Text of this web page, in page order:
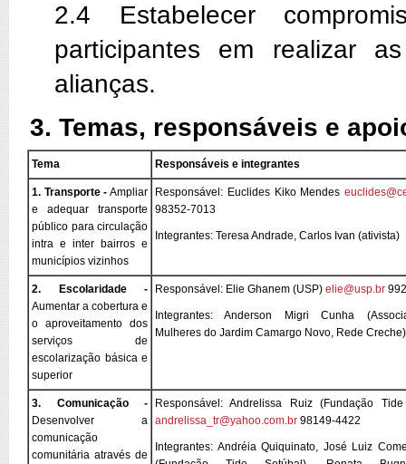
2.4 Estabelecer
participantes em realizar
alianças.
3. Temas, responsáveis e
Tema Responsáveis e integrantes
1. Transporte - Ampliar
e adequar transporte
público para circulação
intra e inter bairros e
municípios vizinhos
Responsável: Euclides Kiko Mendes
98352-7013
Integrantes: Teresa Andrade, Carlos Ivan (ativista)
2. Escolaridade -
Aumentar a cobertura e
o aproveitamento dos
serviços de
escolarização básica e
superior
Responsável: Elie Ghanem (USP) elie@usp.br
Integrantes: Anderson Migri Cunha
Mulheres do Jardim Camargo Novo, Rede Creche)
3. Comunicação -
Desenvolver a
comunicação
comunitária através de
Responsável: Andrelissa Ruiz (Fundação
andrelissa_tr@yahoo.com.br 98149-4422
Integrantes: Andréia Quiquinato, José Luiz